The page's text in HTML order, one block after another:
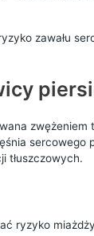
zawału
zwężeniem
sercowego
tłuszczowych.
ryzyko